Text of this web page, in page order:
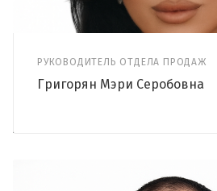
РУКОВОДИТЕЛЬ ОТДЕЛА ПРОДАЖ
Григорян Мэри Серобовна